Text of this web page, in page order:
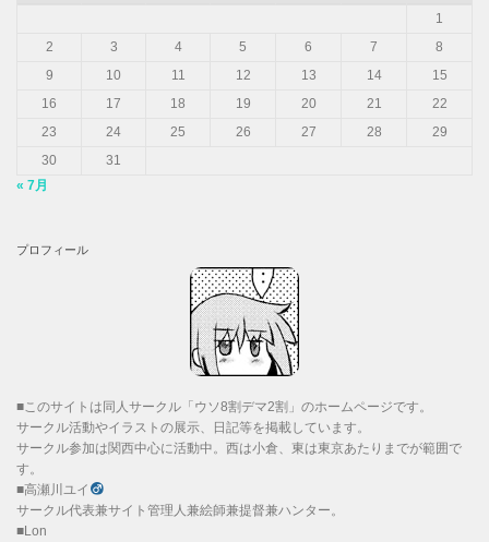
1
2
3 4 5 6 7
8
9
10 11 12 13 14
15
16
17 18 19 20 21
22
23
24 25 26 27 28
29
30
31
« 7月
プロフィール
■このサイトは同人サークル「ウソ8割デマ2割」のホームページです。
サークル活動やイラストの展示、日記等を掲載しています。
サークル参加は関西中心に活動中。西は小倉、東は東京あたりまでが範囲で
す。
■高瀬川ユイ
サークル代表兼サイト管理人兼絵師兼提督兼ハンター。
■Lon